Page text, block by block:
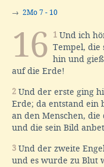
→ 2Mo 7 - 10
16 1 Und ich
Tempel, die
hin und
auf die Erde!
2 Und der erste ging
Erde; da entstand ein
an den Menschen, die
und die sein Bild
3 Und der zweite
und es wurde zu Blut